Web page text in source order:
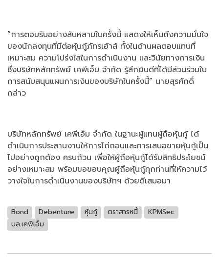
“การตอบรับอย่างล้นหลามในครั้งนี้ แสดงให้เห็นถึงความมั่นใจ
ของนักลงทุนที่มีต่อหุ้นกู้ภัทรเฮ้าส์ ทั้งในด้านผลตอบแทนที่
เหมาะสม ความโปร่งใสในการดำเนินงาน และวินัยทางการเงิน
ซึ่งบริษัทหลักทรัพย์ เคพีเอ็ม จำกัด รู้สึกยินดีที่ได้มีส่วนร่วมใน
การสนับสนุนแผนการเงินของบริษัทในครั้งนี้” นายสุรศักดิ์
กล่าว
บริษัทหลักทรัพย์ เคพีเอ็ม จำกัด ในฐานะผู้แทนผู้ถือหุ้นกู้ ได้
ดำเนินการประสานงานให้การไถ่ถอนและการเสนอขายหุ้นกู้เป็น
ไปอย่างถูกต้อง ครบถ้วน เพื่อให้ผู้ถือหุ้นกู้ได้รับสิทธิประโยชน์
อย่างเหมาะสม พร้อมขอขอบคุณผู้ถือหุ้นกู้ทุกท่านที่ให้ความไว้
วางใจในการดำเนินงานของบริษัทฯ ด้วยดีเสมอมา
Bond Debenture หุ้นกู้ ตราสารหนี้
KPMSec
บล.เคพีเอ็ม